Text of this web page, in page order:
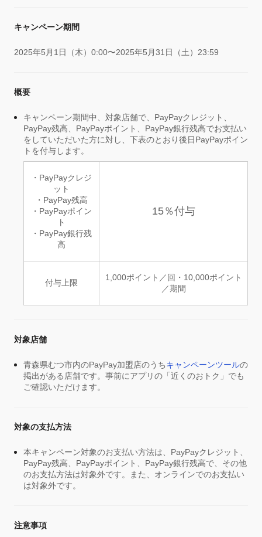
キャンペーン期間
2025年5月1日（木）0:00〜2025年5月31日（土）23:59
概要
キャンペーン期間中、対象店舗で、PayPayクレジット、
PayPay残高、PayPayポイント、PayPay銀行残高でお支払い
をしていただいた方に対し、下表のとおり後日PayPayポイン
トを付与します。
・PayPayクレジ
ット
・PayPay残高
・PayPayポイン
ト
・PayPay銀行残
高
15％付与
付与上限
1,000ポイント／回・10,000ポイント
／期間
対象店舗
青森県むつ市内のPayPay加盟店のうちキャンペーンツールの
掲出がある店舗です。事前にアプリの「近くのおトク」でも
ご確認いただけます。
対象の支払方法
本キャンペーン対象のお支払い方法は、PayPayクレジット、
PayPay残高、PayPayポイント、PayPay銀行残高で、その他
のお支払方法は対象外です。また、オンラインでのお支払い
は対象外です。
注意事項